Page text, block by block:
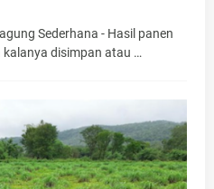
Sederhana - Hasil panen
kalanya disimpan atau …